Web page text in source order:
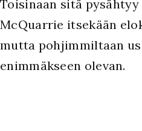
Toisinaan sitä
McQuarrie itsekään
mutta pohjimmiltaan
enimmäkseen olevan.